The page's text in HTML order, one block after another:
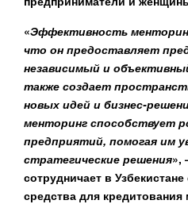
«Эффективность
что он предоставляет
независимый и
также создает
новых идей и бизнес-
менторинг способствует
предприятий, помогая им
стратегические решения»,
сотрудничает в
средства для кредитования